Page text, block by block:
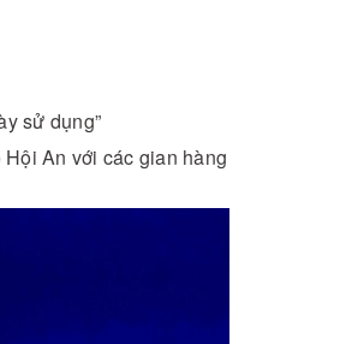
sử dụng”
An với các gian hàng